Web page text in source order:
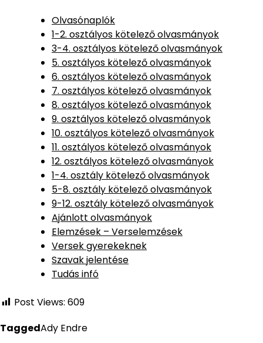
Olvasónaplók
1-2. osztályos kötelező olvasmányok
3-4. osztályos kötelező olvasmányok
5. osztályos kötelező olvasmányok
6. osztályos kötelező olvasmányok
7. osztályos kötelező olvasmányok
8. osztályos kötelező olvasmányok
9. osztályos kötelező olvasmányok
10. osztályos kötelező olvasmányok
11. osztályos kötelező olvasmányok
12. osztályos kötelező olvasmányok
1-4. osztály kötelező olvasmányok
5-8. osztály kötelező olvasmányok
9-12. osztály kötelező olvasmányok
Ajánlott olvasmányok
Elemzések – Verselemzések
Versek gyerekeknek
Szavak jelentése
Tudás infó
Post Views: 609
TaggedAdy Endre